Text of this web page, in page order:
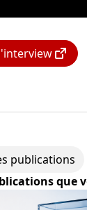
publications
que